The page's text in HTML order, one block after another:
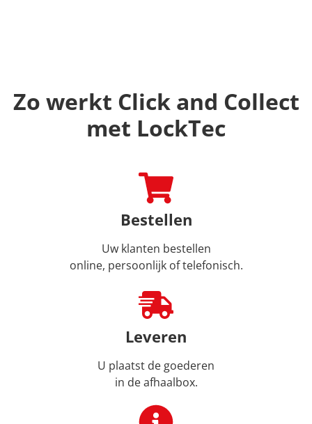
Zo werkt Click and Collect
met LockTec
Bestellen
Uw klanten bestellen
online, persoonlijk of telefonisch.
Leveren
U plaatst de goederen
in de afhaalbox.